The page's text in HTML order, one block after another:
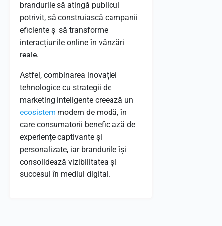
brandurile să atingă publicul
potrivit, să construiască campanii
eficiente și să transforme
interacțiunile online în vânzări
reale.
Astfel, combinarea inovației
tehnologice cu strategii de
marketing inteligente creează un
ecosistem modern de modă, în
care consumatorii beneficiază de
experiențe captivante și
personalizate, iar brandurile își
consolidează vizibilitatea și
succesul în mediul digital.